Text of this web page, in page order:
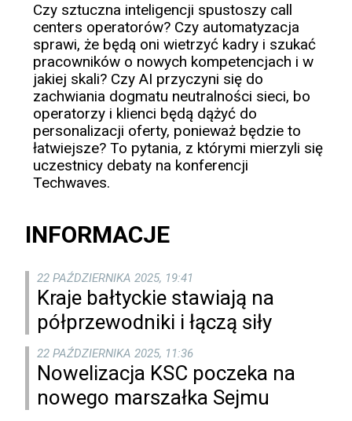
Czy sztuczna inteligencji spustoszy call
centers operatorów? Czy automatyzacja
sprawi, że będą oni wietrzyć kadry i szukać
pracowników o nowych kompetencjach i w
jakiej skali? Czy AI przyczyni się do
zachwiania dogmatu neutralności sieci, bo
operatorzy i klienci będą dążyć do
personalizacji oferty, ponieważ będzie to
łatwiejsze? To pytania, z którymi mierzyli się
uczestnicy debaty na konferencji
Techwaves.
INFORMACJE
22 PAŹDZIERNIKA 2025, 19:41
Kraje bałtyckie stawiają na
półprzewodniki i łączą siły
22 PAŹDZIERNIKA 2025, 11:36
Nowelizacja KSC poczeka na
nowego marszałka Sejmu